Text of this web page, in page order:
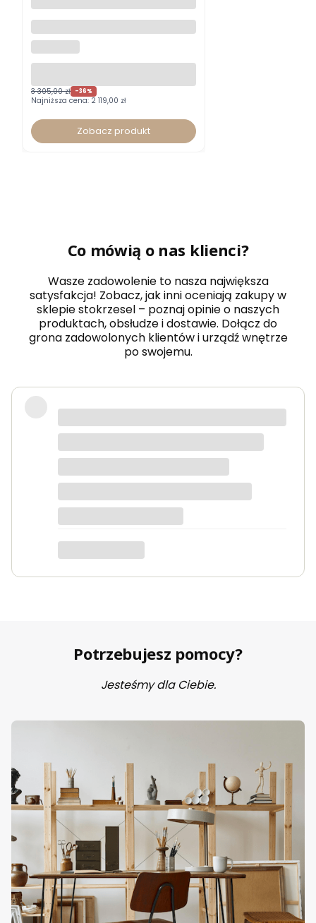
Fotel biurowy Xenium DUO-
BACK HRUA certyfikat GS typ B
3 305,00 zł -36%
Najniższa cena: 2 119,00 zł
Zobacz produkt
Co mówią o nas klienci?
Wasze zadowolenie to nasza największa
satysfakcja! Zobacz, jak inni oceniają zakupy w
sklepie stokrzesel – poznaj opinie o naszych
produktach, obsłudze i dostawie. Dołącz do
grona zadowolonych klientów i urządź wnętrze
po swojemu.
Fotel piękny, wygodny, polecam.
Dorota
ciemno zielony Velvet
Potrzebujesz pomocy?
Jesteśmy dla Ciebie.